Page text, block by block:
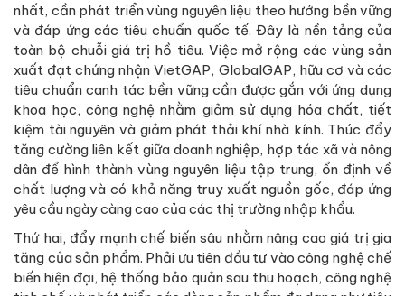
nhất, cần phát triển vùng nguyên liệu theo hướng bền vững
và đáp ứng các tiêu chuẩn quốc tế. Đây là nền tảng của
toàn bộ chuỗi giá trị hồ tiêu. Việc mở rộng các vùng sản
xuất đạt chứng nhận VietGAP, GlobalGAP, hữu cơ và các
tiêu chuẩn canh tác bền vững cần được gắn với ứng dụng
khoa học, công nghệ nhằm giảm sử dụng hóa chất, tiết
kiệm tài nguyên và giảm phát thải khí nhà kính. Thúc đẩy
tăng cường liên kết giữa doanh nghiệp, hợp tác xã và nông
dân để hình thành vùng nguyên liệu tập trung, ổn định về
chất lượng và có khả năng truy xuất nguồn gốc, đáp ứng
yêu cầu ngày càng cao của các thị trường nhập khẩu.
Thứ hai, đẩy mạnh chế biến sâu nhằm nâng cao giá trị gia
tăng của sản phẩm. Phải ưu tiên đầu tư vào công nghệ chế
biến hiện đại, hệ thống bảo quản sau thu hoạch, công nghệ